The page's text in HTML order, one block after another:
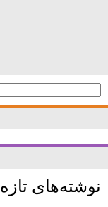
جستجو
برای:
نوشته‌های تازه